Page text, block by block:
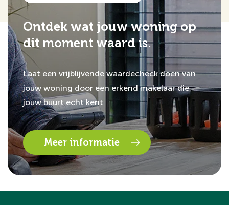
Ontdek wat jouw woning op
dit moment waard is.
Laat een vrijblijvende waardecheck doen van
jouw woning door een erkend makelaar die
jouw buurt echt kent
Meer informatie